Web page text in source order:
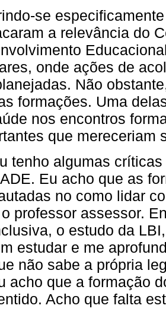
se
a relevância do
onde ações de
Não
formações. Uma
nos encontros
que mereceriam
tenho algumas
Eu acho que as
no como lidar
professor assessor.
o estudo da
estudar e me
não sabe a própria
acho que a formação
Acho que falta